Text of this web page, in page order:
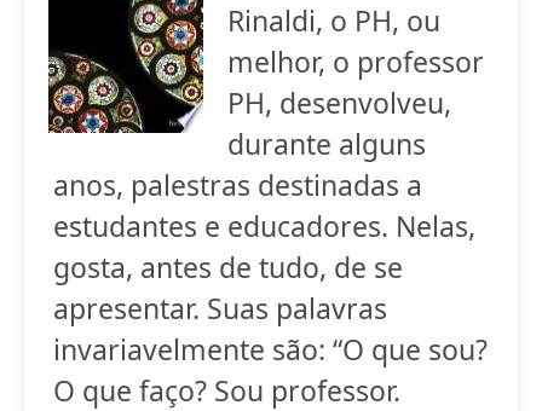
Rinaldi, o PH, ou
melhor, o professor
PH, desenvolveu,
durante alguns
anos, palestras destinadas a
estudantes e educadores. Nelas,
gosta, antes de tudo, de se
apresentar. Suas palavras
invariavelmente são: “O que sou?
O que faço? Sou professor.